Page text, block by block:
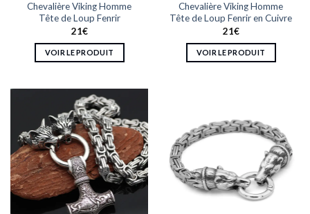
Chevalière Viking Homme
Tête de Loup Fenrir
21€
VOIR LE PRODUIT
a
plusieurs
variations.
Les
options
peuvent
être
choisies
Chevalière Viking Homme
Tête de Loup Fenrir en Cuivre
21€
VOIR LE PRODUIT
variations.
peuvent
être
choisies